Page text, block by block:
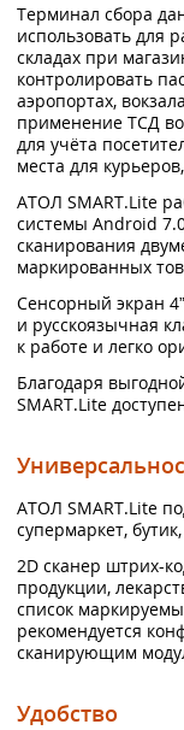
Терминал сбора
использовать для
складах при
контролировать
аэропортах,
применение ТСД
для учёта
места для
АТОЛ SMART.Lite
системы Android
сканирования
маркированных
Сенсорный экран
и русскоязычная
к работе и легко
Благодаря
SMART.Lite
АТОЛ SMART.Lite
супермаркет,
2D сканер штрих-
продукции,
список
рекомендуется
сканирующим
Удобство